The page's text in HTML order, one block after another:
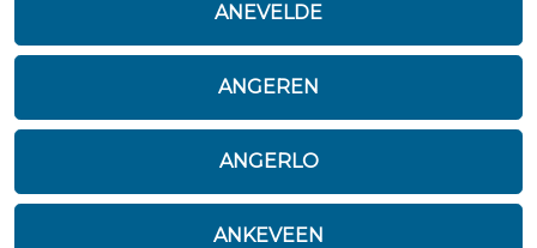
ANEVELDE
ANGEREN
ANGERLO
ANKEVEEN